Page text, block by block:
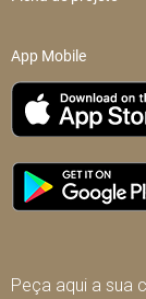
App Mobile
Peça aqui a sua